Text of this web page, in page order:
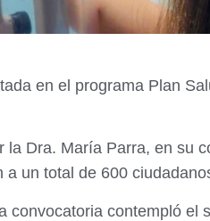
en el programa Plan
Dra. María Parra, en su
un total de 600
convocatoria contempló